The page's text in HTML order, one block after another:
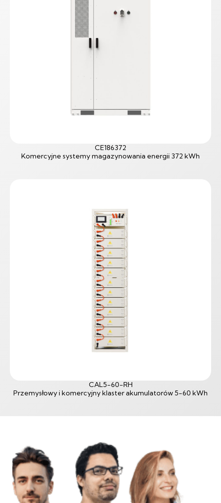
CE186372
Komercyjne systemy magazynowania energii 372 kWh
CAL5-60-RH
Przemysłowy i komercyjny klaster akumulatorów 5-60 kWh